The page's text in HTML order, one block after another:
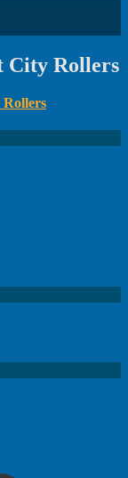
City Rollers